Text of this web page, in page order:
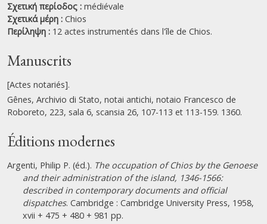
Σχετική περίοδος : médiévale
Σχετικά μέρη : Chios
Περίληψη : 12 actes instrumentés dans l'île de Chios.
Manuscrits
[Actes notariés].
Gênes, Archivio di Stato, notai antichi, notaio Francesco de
Roboreto, 223, sala 6, scansia 26, 107-113 et 113-159. 1360.
Éditions modernes
Argenti, Philip P. (éd.). The occupation of Chios by the Genoese
and their administration of the island, 1346-1566:
described in contemporary documents and official
dispatches. Cambridge : Cambridge University Press, 1958,
xvii + 475 + 480 + 981 pp.